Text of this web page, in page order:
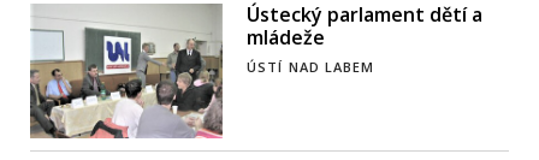
Ústecký parlament dětí a
mládeže
ÚSTÍ NAD LABEM